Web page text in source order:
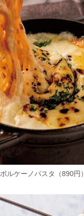
ボルケーノパスタ（890円）